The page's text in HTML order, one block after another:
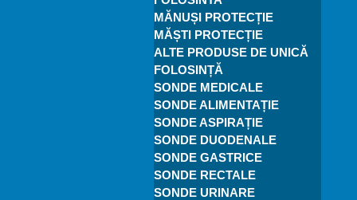
MĂNUȘI PROTECȚIE
MĂȘTI PROTECȚIE
ALTE PRODUSE DE UNICĂ
FOLOSINȚĂ
SONDE MEDICALE
SONDE ALIMENTAȚIE
SONDE ASPIRAȚIE
SONDE DUODENALE
SONDE GASTRICE
SONDE RECTALE
SONDE URINARE